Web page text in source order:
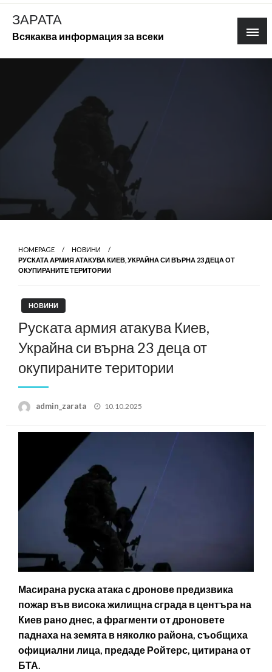
Skip
content
ЗАРАТА
Всякаква информация за всеки
HOMEPAGE
НОВИНИ
РУСКАТА АРМИЯ АТАКУВА КИЕВ, УКРАЙНА СИ ВЪРНА 23 ДЕЦА ОТ
ОКУПИРАНИТЕ ТЕРИТОРИИ
НОВИНИ
Руската армия атакува Киев,
Украйна си върна 23 деца от
окупираните територии
admin_zarata
Posted
10.10.2025
Масирана руска атака с дронове предизвика
пожар във висока жилищна сграда в центъра на
Киев рано днес, а фрагменти от дроновете
паднаха на земята в няколко района, съобщиха
официални лица, предаде Ройтерс, цитирана от
БТА.